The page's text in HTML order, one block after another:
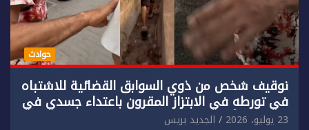
حوادث
توقيف شخص من ذوي السوابق القضائية للاشتباه
في تورطه في الابتزاز المقرون باعتداء جسدي في
حق سائح أجنبي.
23 يوليو، 2026 الجديد بريس